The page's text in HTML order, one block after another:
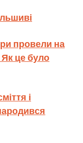
провели на
Як це було
і